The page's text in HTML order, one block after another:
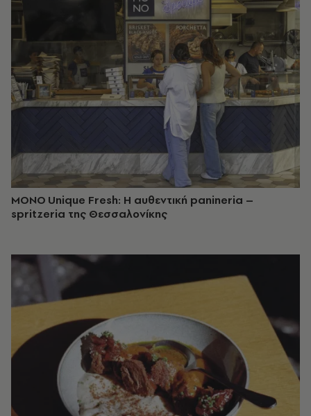
MONO Unique Fresh: Η αυθεντική panineria –
spritzeria της Θεσσαλονίκης